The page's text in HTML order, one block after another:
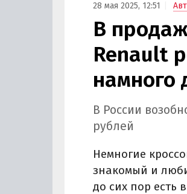
28 мая 2025, 12:51
В
Renault
намного
В России
рублей
Немногие
знакомый и
до сих пор есть